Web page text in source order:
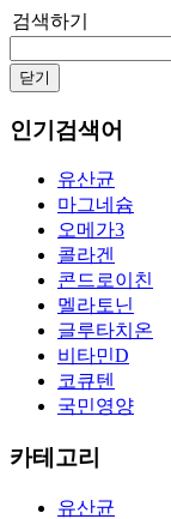
검색하기
닫기
인기검색어
유산균
마그네슘
오메가3
콜라겐
콘드로이친
멜라토닌
글루타치온
비타민D
코큐텐
국민영양
카테고리
유산균